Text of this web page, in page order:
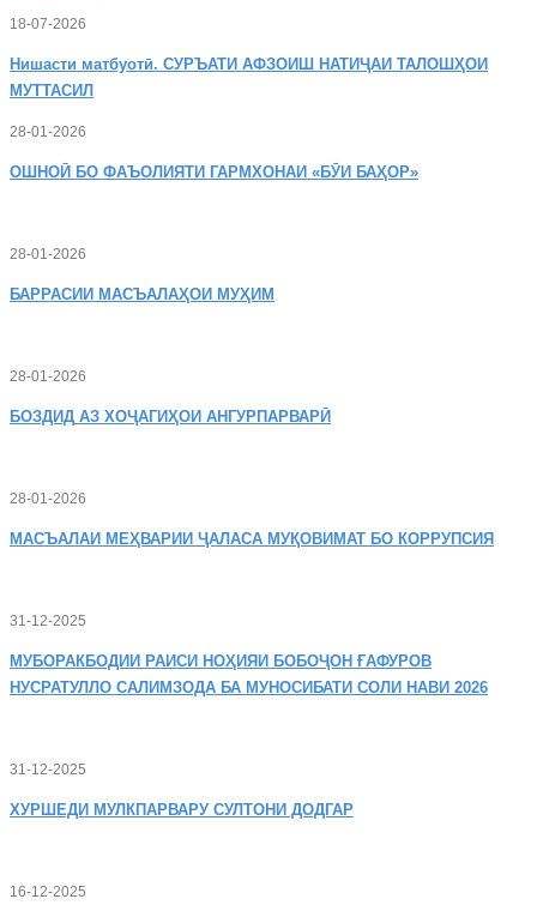
18-07-2026
Нишасти матбуотӣ. СУРЪАТИ АФЗОИШ НАТИҶАИ ТАЛОШҲОИ
МУТТАСИЛ
28-01-2026
ОШНОӢ БО ФАЪОЛИЯТИ ГАРМХОНАИ «БӮИ БАҲОР»
28-01-2026
БАРРАСИИ МАСЪАЛАҲОИ МУҲИМ
28-01-2026
БОЗДИД АЗ ХОҶАГИҲОИ АНГУРПАРВАРӢ
28-01-2026
МАСЪАЛАИ МЕҲВАРИИ ҶАЛАСА МУҚОВИМАТ БО КОРРУПСИЯ
31-12-2025
МУБОРАКБОДИИ РАИСИ НОҲИЯИ БОБОҶОН ҒАФУРОВ
НУСРАТУЛЛО САЛИМЗОДА БА МУНОСИБАТИ СОЛИ НАВИ 2026
31-12-2025
ХУРШЕДИ МУЛКПАРВАРУ СУЛТОНИ ДОДГАР
16-12-2025